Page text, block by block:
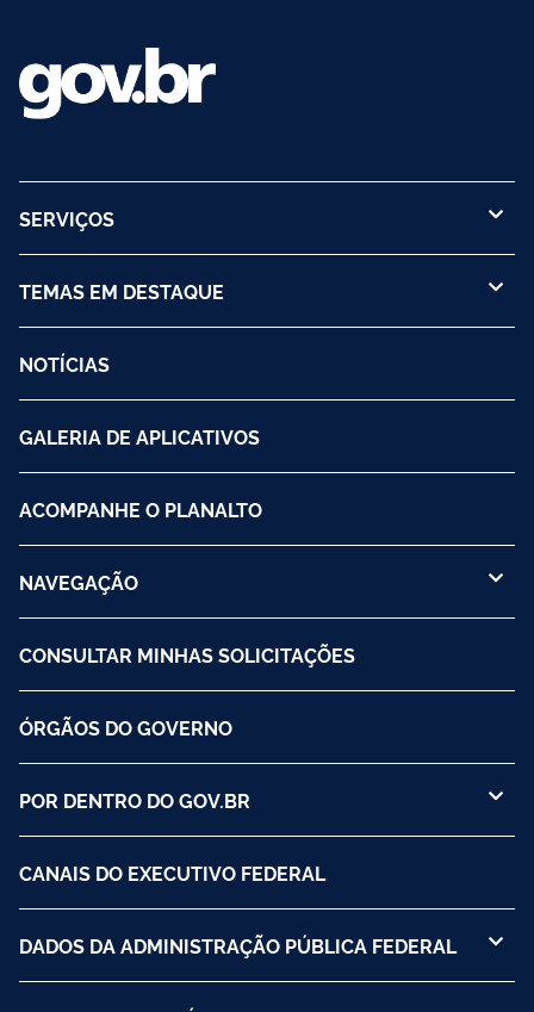
SERVIÇOS
TEMAS EM DESTAQUE
NOTÍCIAS
GALERIA DE APLICATIVOS
ACOMPANHE O PLANALTO
NAVEGAÇÃO
CONSULTAR MINHAS SOLICITAÇÕES
ÓRGÃOS DO GOVERNO
POR DENTRO DO GOV.BR
CANAIS DO EXECUTIVO FEDERAL
DADOS DA ADMINISTRAÇÃO PÚBLICA FEDERAL